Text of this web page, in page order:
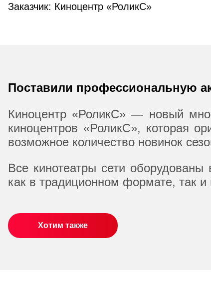
Заказчик: Киноцентр «РоликС»
Поставили профессиональную
Киноцентр «РоликС» — новый
киноцентров «РоликС», которая
возможное количество новинок
Все кинотеатры сети
как в традиционном формате, так
Хотим также